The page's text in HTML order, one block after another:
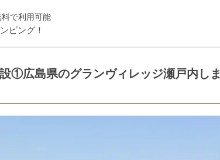
で利用可能
ピング！
①広島県のグランヴィレッジ瀬戸内しま